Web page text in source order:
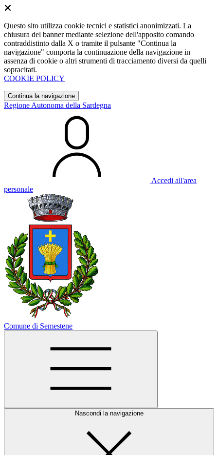
Questo sito utilizza cookie tecnici e statistici anonimizzati. La
chiusura del banner mediante selezione dell'apposito comando
contraddistinto dalla X o tramite il pulsante "Continua la
navigazione" comporta la continuazione della navigazione in
assenza di cookie o altri strumenti di tracciamento diversi da quelli
sopracitati.
COOKIE POLICY
Continua la navigazione
Regione Autonoma della Sardegna
Accedi all'area
personale
Comune di Semestene
Nascondi la navigazione